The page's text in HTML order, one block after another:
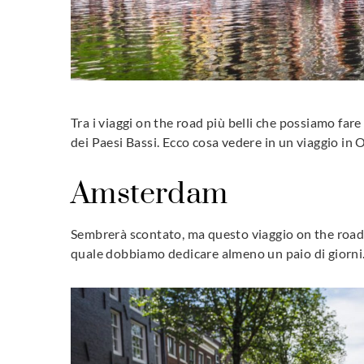
Tra i viaggi on the road più belli che possiamo
dei Paesi Bassi. Ecco cosa vedere in un viaggio in
Amsterdam
Sembrerà scontato, ma questo viaggio on the
quale dobbiamo dedicare almeno un paio di